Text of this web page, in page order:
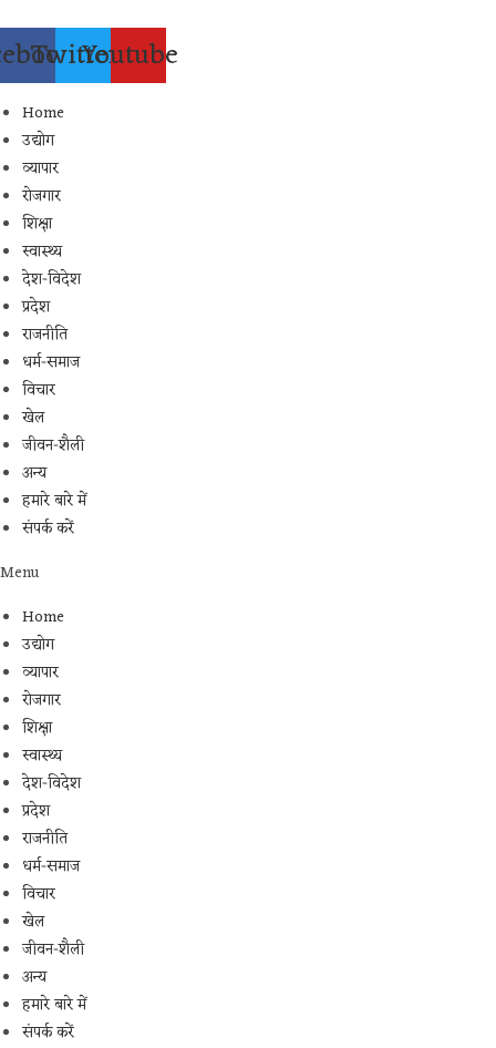
contentTwitterYoutube
Home
उद्योग
व्यापार
रोजगार
शिक्षा
स्वास्थ्य
देश-विदेश
प्रदेश
राजनीति
धर्म-समाज
विचार
खेल
जीवन-शैली
अन्य
हमारे बारे में
संपर्क करें
Menu
Home
उद्योग
व्यापार
रोजगार
शिक्षा
स्वास्थ्य
देश-विदेश
प्रदेश
राजनीति
धर्म-समाज
विचार
खेल
जीवन-शैली
अन्य
हमारे बारे में
संपर्क करें